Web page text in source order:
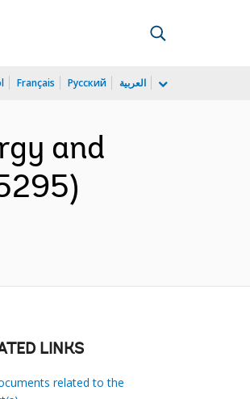
Français Русский العربية
and
LINKS
related to the